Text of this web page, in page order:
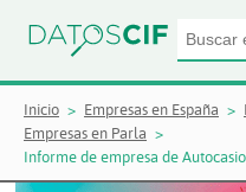
Inicio Empresas en España
Empresas en Parla
Informe de empresa de